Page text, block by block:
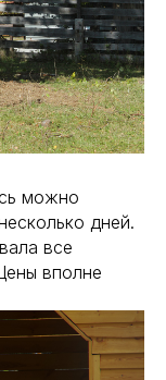
можно
дней.
все
вполне